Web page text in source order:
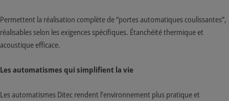
Permettent la réalisation complète de “portes automatiques coulissantes”,
réalisables selon les exigences spécifiques. Étanchéité thermique et
acoustique efficace.
Les automatismes qui simplifient la vie
Les automatismes Ditec rendent l’environnement plus pratique et